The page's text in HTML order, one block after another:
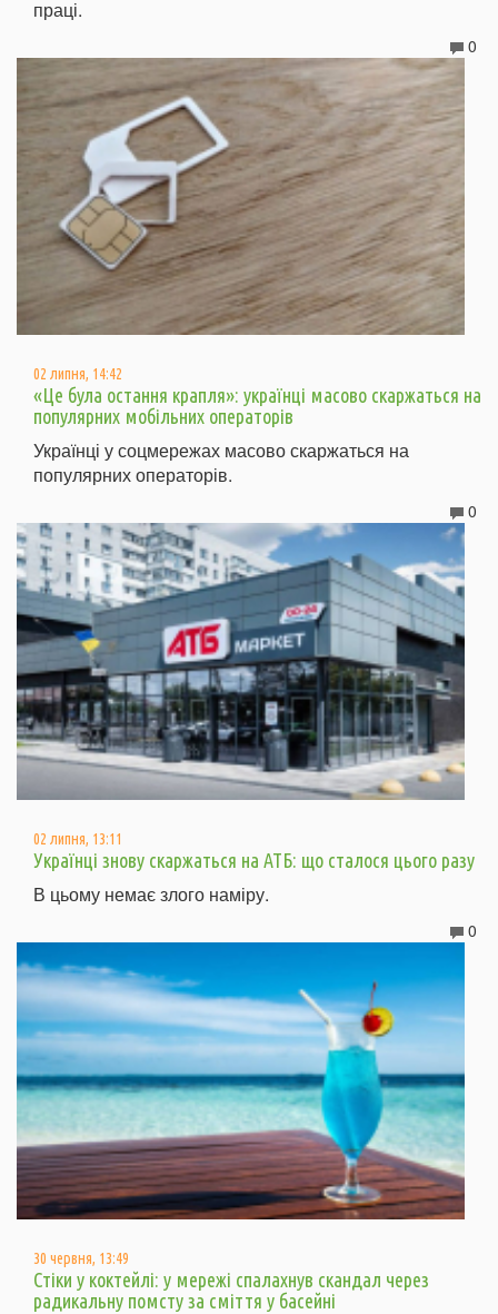
праці.
0
02 липня, 14:42
«Це була остання крапля»: українці масово скаржаться на
популярних мобільних операторів
Українці у соцмережах масово скаржаться на
популярних операторів.
0
02 липня, 13:11
Українці знову скаржаться на АТБ: що сталося цього разу
В цьому немає злого наміру.
0
30 червня, 13:49
Стіки у коктейлі: у мережі спалахнув скандал через
радикальну помсту за сміття у басейні